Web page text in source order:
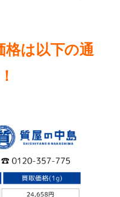
格は以下の通
！